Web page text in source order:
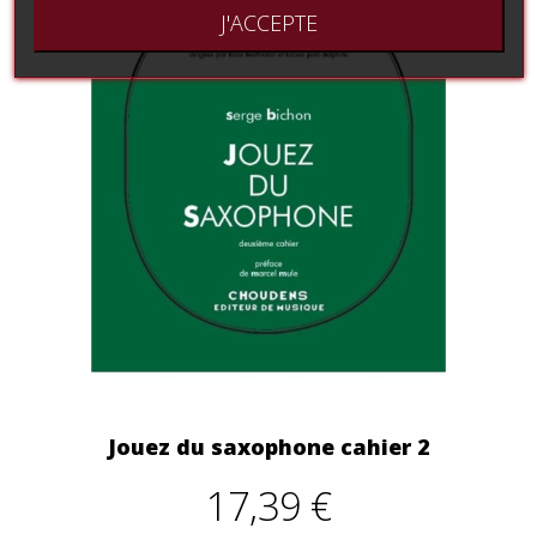
Jouez du saxophone cahier 2
17,39 €
J'ACCEPTE